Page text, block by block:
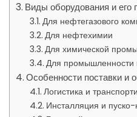
Виды оборудования и его
Для нефтегазового
Для нефтехимии
Для химической
Для промышленности
Особенности поставки и
Логистика и
Инсталляция и